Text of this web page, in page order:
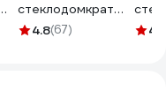
стеклодомкрат
50 кг Gigant grf-
4.8(67)
1504.8